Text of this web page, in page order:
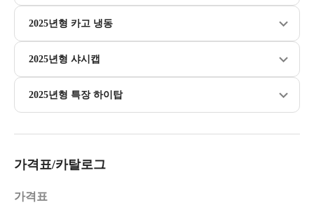
2025년형 카고 냉동
2025년형 샤시캡
2025년형 특장 하이탑
가격표/카탈로그
가격표